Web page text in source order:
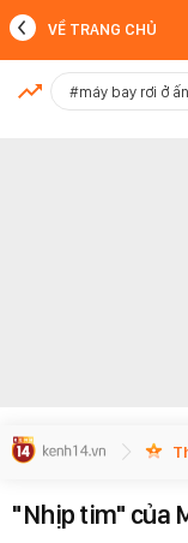
MỚI NHẤT
VỀ TRANG CHỦ
#máy bay rơi ở
"Nhịp tim" của